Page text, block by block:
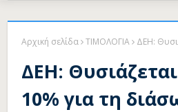
Αρχική σελίδα ΤΙΜΟΛΟΓΙΑ ΔΕΗ:
ΔΕΗ:
10% για τη